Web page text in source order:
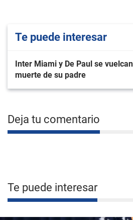
Te puede interesar
Inter Miami y De Paul se
muerte de su padre
Deja tu comentario
Te puede interesar